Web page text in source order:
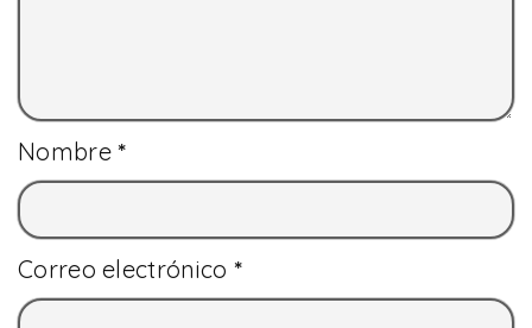
Nombre*
Correo electrónico *